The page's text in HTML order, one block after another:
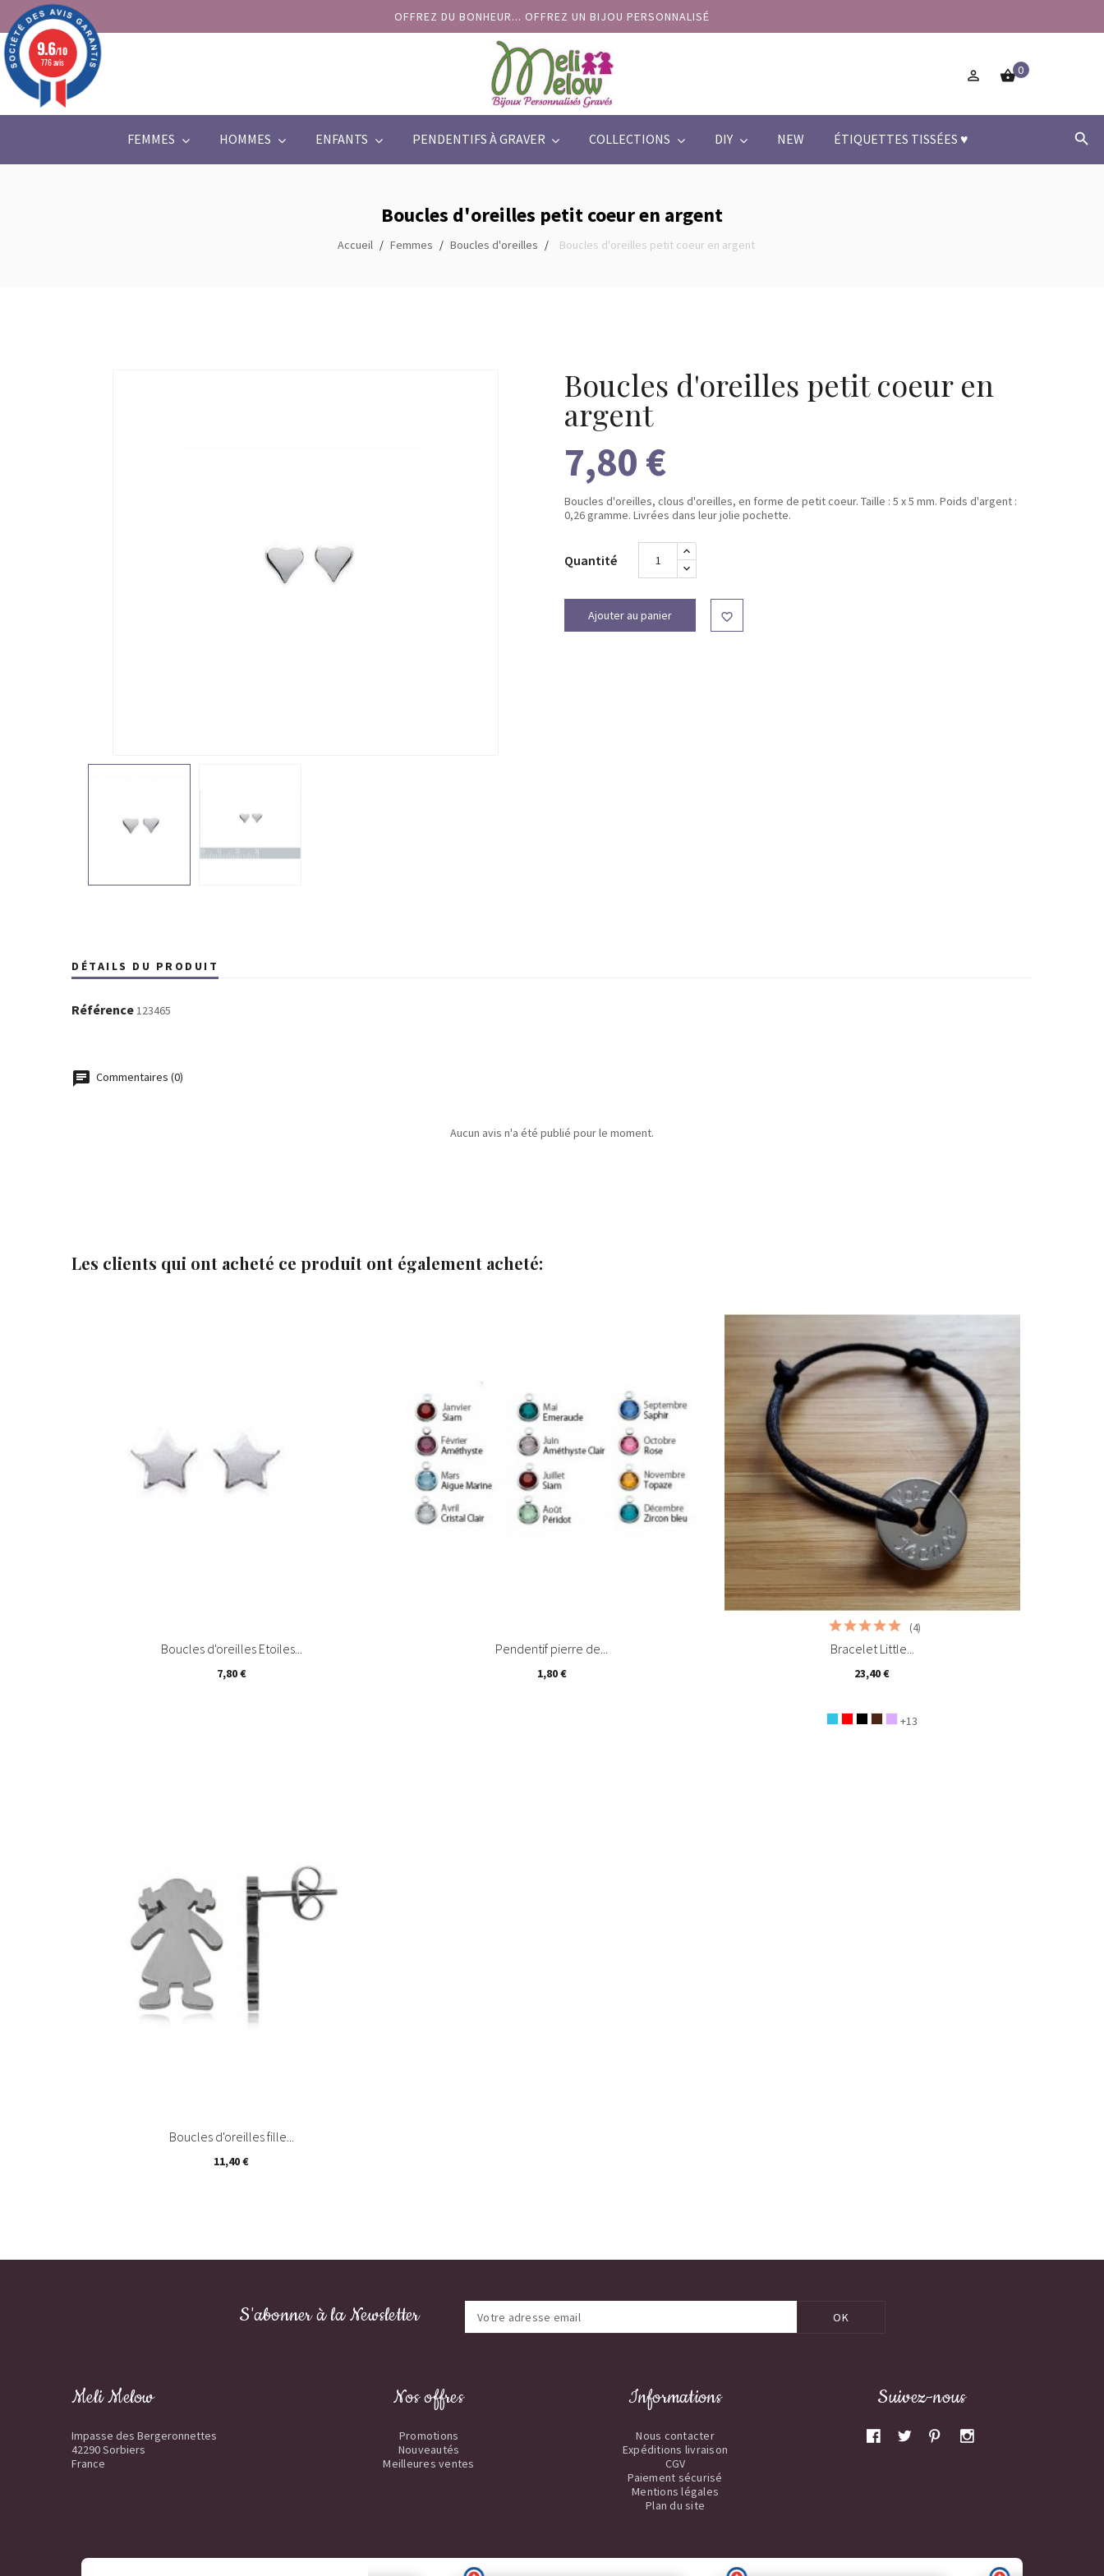
OFFREZ DU BONHEUR... OFFREZ UN BIJOU PERSONNALISÉ
 0
FEMMES HOMMES ENFANTS PENDENTIFS À GRAVER COLLECTIONS DIY NEW ÉTIQUETTES TISSÉES ♥ 
Boucles d'oreilles petit coeur en argent
Accueil Femmes Boucles d'oreilles Boucles d'oreilles petit coeur en argent
Boucles d'oreilles petit coeur en
argent
7,80 €
Boucles d'oreilles, clous d'oreilles, en forme de petit coeur. Taille : 5 x 5 mm. Poids d'argent :
0,26 gramme. Livrées dans leur jolie pochette.
Quantité
Ajouter au panier 
DÉTAILS DU PRODUIT
Référence123465
Commentaires (0)
Aucun avis n'a été publié pour le moment.
Les clients qui ont acheté ce produit ont également acheté:
Boucles d'oreilles Etoiles...
7,80 €
Pendentif pierre de...
1,80 €

Ajouter au panier
Bracelet Little...
(4)
23,40 €
+13
Boucles d'oreilles fille...
11,40 €
S'abonner à la Newsletter OK
Meli Melow
Impasse des Bergeronnettes
42290 Sorbiers
France
Nos offres
Promotions
Nouveautés
Meilleures ventes
Informations
Nous contacter
Expéditions livraison
CGV
Paiement sécurisé
Mentions légales
Plan du site
Suivez-nous
9.6/10
776 avis